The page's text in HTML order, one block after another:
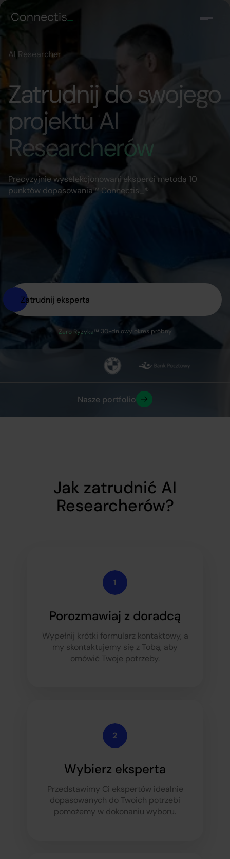
AI Researcher
Zatrudnij do swojego
projektu AI
Researcherów
Precyzyjnie wyselekcjonowani eksperci metodą 10
punktów dopasowania™ Connectis_®
Zatrudnij eksperta
Zero Ryzyka™ 30-dniowy okres próbny
Nasze portfolio
Jak zatrudnić AI
Researcherów?
Porozmawiaj z doradcą
Wypełnij krótki formularz kontaktowy, a
my skontaktujemy się z Tobą, aby
omówić Twoje potrzeby.
Wybierz eksperta
Przedstawimy Ci ekspertów idealnie
dopasowanych do Twoich potrzebi
pomożemy w dokonaniu wyboru.